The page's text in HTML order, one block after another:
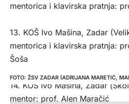
ŽSV ZADAR (ADRIJANA MARETIĆ,
mentorica i klavirska pratnja:
13. KOŠ Ivo Mašina, Zadar
mentorica i klavirska pratnja:
Šoša
14. KOŠ Ivo Mašina, Zadar
mentor: prof. Alen Maračić